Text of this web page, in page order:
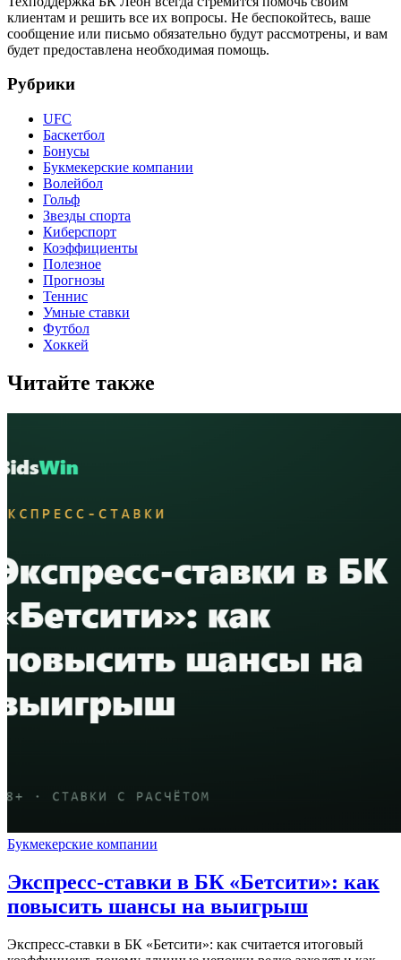
клиентам и решить все их вопросы. Не беспокойтесь, ваше
сообщение или письмо обязательно будут рассмотрены, и вам
будет предоставлена необходимая помощь.
Рубрики
UFC
Баскетбол
Бонусы
Букмекерские компании
Волейбол
Гольф
Звезды спорта
Киберспорт
Коэффициенты
Полезное
Прогнозы
Теннис
Умные ставки
Футбол
Хоккей
Читайте также
Букмекерские компании
Экспресс-ставки в БК «Бетсити»: как
повысить шансы на выигрыш
Экспресс-ставки в БК «Бетсити»: как считается итоговый